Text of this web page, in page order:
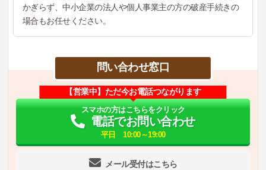
かぎらず、中小企業の法人や個人事業主の方の破産手続きの
場合もお任せください。
問い合わせ窓口
メール受付はこちら
【営業中】ただ今お電話つながります
スマホの方はこちらをクリック
電話でお問い合わせ
平日 10:00～19:00